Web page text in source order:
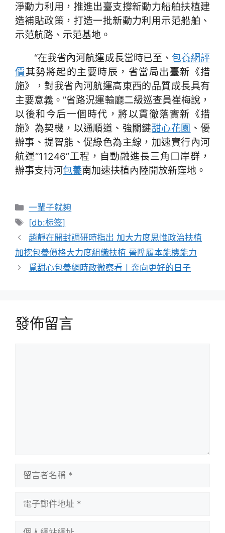
淨動力利用，推進出臺支撐新動力船舶扶植建
造補貼政策，打造一批新動力利用示范船舶、
示范航路、示范基地。
“在我省內河航運成長當時已至、 包養網評
價其勢將起的主要時辰，省當局出臺新《措
施》，對我省內河航運高東西的品質成長具有
主要意義。”省路況運輸廳二級巡查員崔梅說，
以後和今后一個時代，將以貫徹落實新《措
施》為契機，以通順道、強關鍵甜心花園 、優
辦事、提智能、促綠色為主線，加速實行內河
航運“11246”工程，自動融進長三角口岸群，
辦事支持河包養南加速扶植內陸開放新窪地。
分
類
一輩子就夠
標
籤
[db:标签]
趙靜在開封調研時指出 加大力度思惟政治扶植
加挖包養價格大力度組織扶植 晉陞履本能機能力
覓甜心包養網時政微察看丨奔向更好的日子
發佈留言